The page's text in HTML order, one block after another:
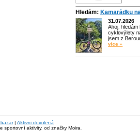
Hledám: Kamarádku
31.07.2026
Ahoj,
cyklovýlety
jsem z
více »
| Aktivni dovolená
sportovní aktivity, od značky Moira.